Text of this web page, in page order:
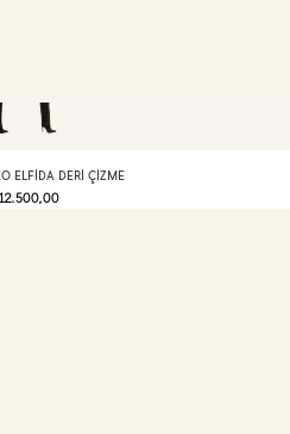
ELFIDA DERI ÇIZME